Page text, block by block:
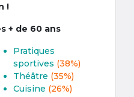
!
+ de 60 ans
Pratiques
sportives (38%)
Théâtre (35%)
Cuisine (26%)